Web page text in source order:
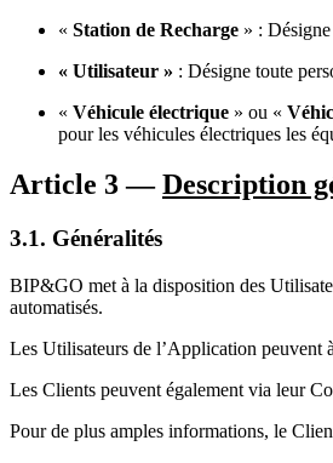
« Station de Recharge » :
« Utilisateur » : Désigne toute
« Véhicule électrique » ou «
pour les véhicules électriques les
Article 3 —Description
3.1. Généralités
BIP&GO met à la disposition des
automatisés.
Les Utilisateurs de l’Application peuvent
Les Clients peuvent également via leur
Pour de plus amples informations, le